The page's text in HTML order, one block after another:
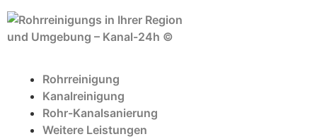
Rohrreinigung
Kanalreinigung
Rohr-Kanalsanierung
Weitere Leistungen